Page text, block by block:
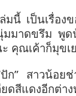
มนี้ เป็นเรื่อง
มมาดขรึม พูด
คุณเค้าก็มุขเ
ก” สาวน้อยช่
ดสีแดงอีกต่